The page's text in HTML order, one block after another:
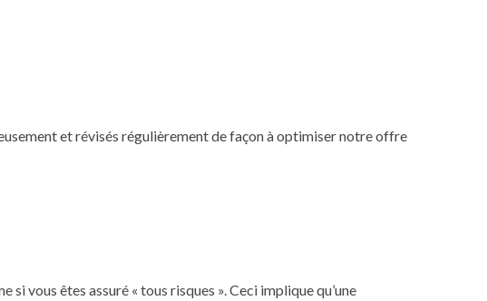
et révisés régulièrement de façon à optimiser notre offre
vous êtes assuré « tous risques ». Ceci implique qu’une